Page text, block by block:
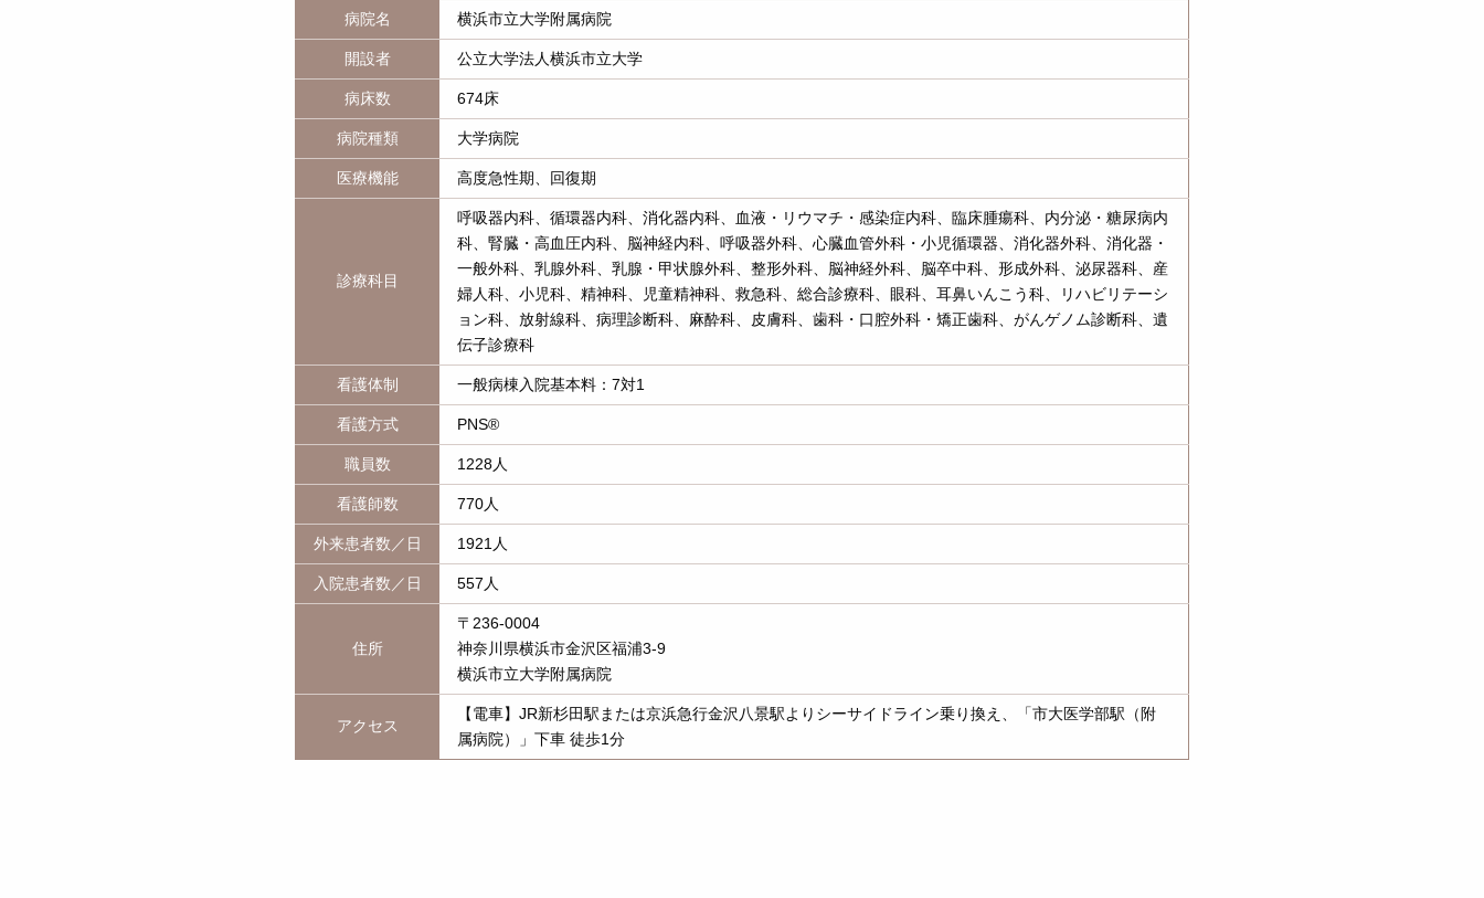
病院名 横浜市立大学附属病院
開設者 公立大学法人横浜市立大学
病床数 674床
病院種類 大学病院
医療機能 高度急性期、回復期
診療科目
呼吸器内科、循環器内科、消化器内科、血液・リウマチ・感染症内科、臨床腫瘍科、内分泌・糖尿病内
科、腎臓・高血圧内科、脳神経内科、呼吸器外科、心臓血管外科・小児循環器、消化器外科、消化器・
一般外科、乳腺外科、乳腺・甲状腺外科、整形外科、脳神経外科、脳卒中科、形成外科、泌尿器科、産
婦人科、小児科、精神科、児童精神科、救急科、総合診療科、眼科、耳鼻いんこう科、リハビリテーシ
ョン科、放射線科、病理診断科、麻酔科、皮膚科、歯科・口腔外科・矯正歯科、がんゲノム診断科、遺
伝子診療科
看護体制 一般病棟入院基本料：7対1
看護方式 PNS®
職員数 1228人
看護師数 770人
外来患者数／日 1921人
入院患者数／日 557人
住所
〒236-0004
神奈川県横浜市金沢区福浦3-9
横浜市立大学附属病院
アクセス
【電車】JR新杉田駅または京浜急行金沢八景駅よりシーサイドライン乗り換え、「市大医学部駅（附
属病院）」下車 徒歩1分